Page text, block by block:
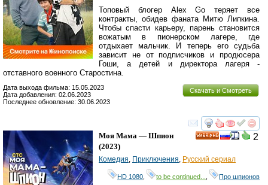
Топовый блогер Alex Go теряет все
контракты, обидев фаната Митю Липкина.
Чтобы спасти карьеру, парень становится
вожатым в пионерском лагере, где
отдыхает мальчик. И теперь его судьба
зависит не от подписчиков и продюсера
Гоши, а детей и директора лагеря -
отставного военного Старостина.
Скачать и Смотреть
Дата выхода фильма: 15.05.2023
Дата добавления: 02.06.2023
Последнее обновление: 30.06.2023
смотреть
2
Моя Мама — Шпион
(2023)
Комедия Приключения Русский сериал
HD 1080 to be continued... Про шпионов